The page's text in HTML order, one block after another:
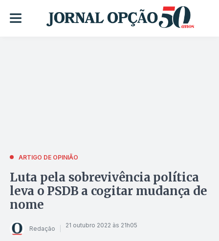
ARTIGO DE OPINIÃO
Luta pela sobrevivência política
leva o PSDB a cogitar mudança de
nome
Redação 21 outubro 2022 às 21h05